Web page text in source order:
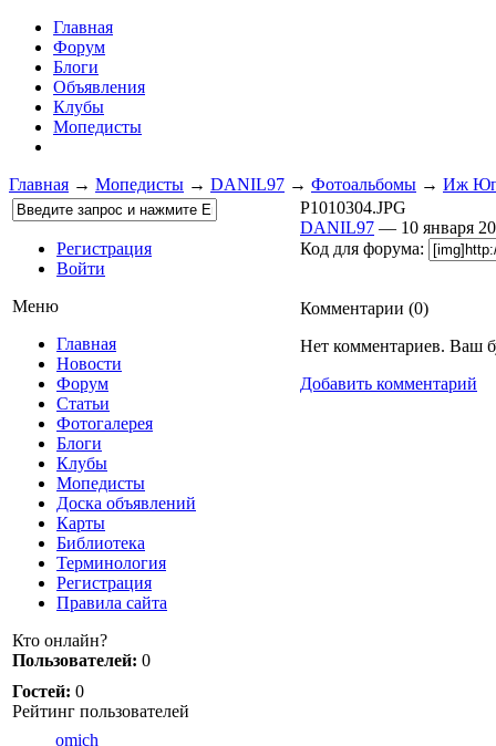
Главная
Форум
Блоги
Объявления
Клубы
Мопедисты
Главная → Мопедисты → DANIL97 → Фотоальбомы → Иж
Регистрация
Войти
Меню
Главная
Новости
Форум
Статьи
Фотогалерея
Блоги
Клубы
Мопедисты
Доска объявлений
Карты
Библиотека
Терминология
Регистрация
Правила сайта
Кто онлайн?
Пользователей: 0
Гостей: 0
Рейтинг пользователей
omich
P1010304.JPG
DANIL97 — 10 января
Код для форума:
Комментарии (0)
Нет комментариев. Ваш
Добавить комментарий